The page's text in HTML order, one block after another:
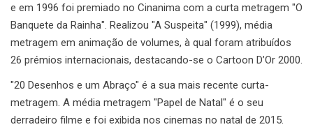
e em 1996 foi premiado no Cinanima com a curta metragem "O
Banquete da Rainha". Realizou "A Suspeita" (1999), média
metragem em animação de volumes, à qual foram atribuídos
26 prémios internacionais, destacando-se o Cartoon D’Or 2000.
"20 Desenhos e um Abraço" é a sua mais recente curta-
metragem. A média metragem "Papel de Natal" é o seu
derradeiro filme e foi exibida nos cinemas no natal de 2015.